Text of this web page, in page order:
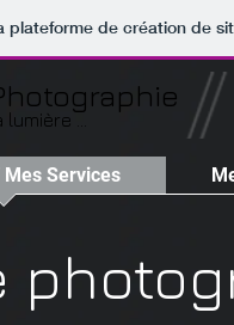
plateforme de création de
...
Services